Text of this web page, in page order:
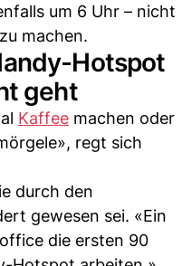
um 6 Uhr – nicht
machen.
Hotspot
geht
Kaffee machen oder
regt sich
durch den
gewesen sei. «Ein
die ersten 90